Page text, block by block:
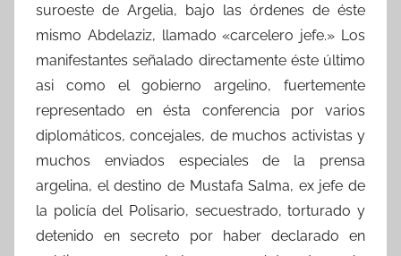
suroeste de Argelia, bajo las órdenes de éste
mismo Abdelaziz, llamado «carcelero jefe.» Los
manifestantes señalado directamente éste último
asi como el gobierno argelino, fuertemente
representado en ésta conferencia por varios
diplomáticos, concejales, de muchos activistas y
muchos enviados especiales de la prensa
argelina, el destino de Mustafa Salma, ex jefe de
la policía del Polisario, secuestrado, torturado y
detenido en secreto por haber declarado en